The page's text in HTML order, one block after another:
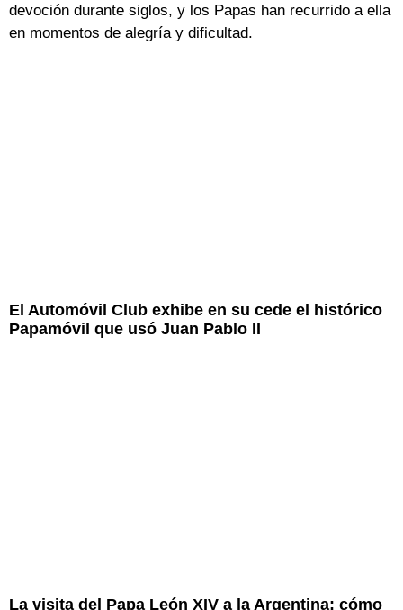
devoción durante siglos, y los Papas han recurrido a ella
en momentos de alegría y dificultad.
El Automóvil Club exhibe en su cede el histórico
Papamóvil que usó Juan Pablo II
La visita del Papa León XIV a la Argentina: cómo